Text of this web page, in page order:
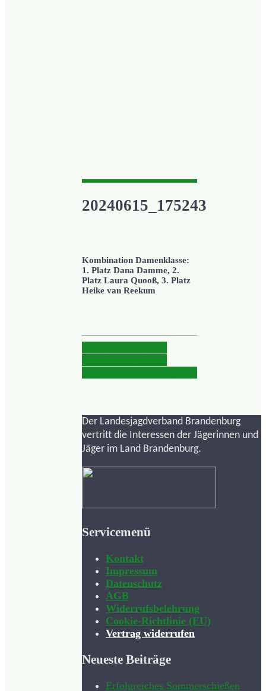
20240615_175243
Kombination Damenklasse:
1. Platz Dana Damme, 2.
Platz Laura Quooß, 3. Platz
Heike van Reekum
Der Landesjagdverband Brandenburg
vertritt die Interessen der Jägerinnen und
Jäger im Land Brandenburg.
Servicemenü
Kontakt
Impressum
Datenschutz
AGB
Widerrufsbelehrung
Cookie-Richtlinie (EU)
Vertrag widerrufen
Neueste Beiträge
Erfolgreiches Sommerschießen